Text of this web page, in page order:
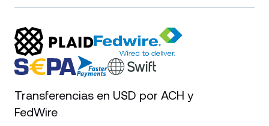
Transferencias en USD por ACH y
FedWire